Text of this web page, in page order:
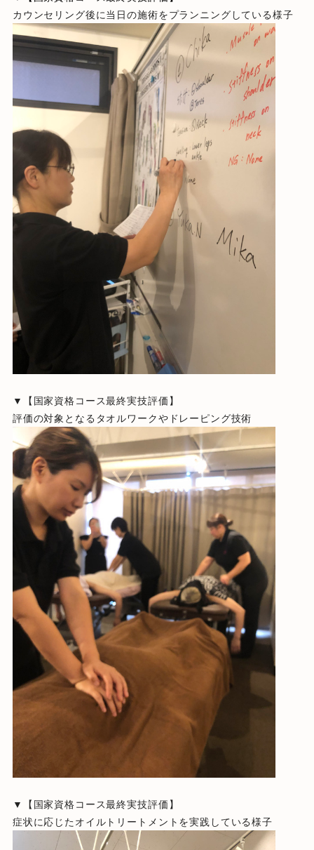
カウンセリング後に当日の施術をプランニングしている様子
▼【国家資格コース最終実技評価】
評価の対象となるタオルワークやドレーピング技術
▼【国家資格コース最終実技評価】
症状に応じたオイルトリートメントを実践している様子